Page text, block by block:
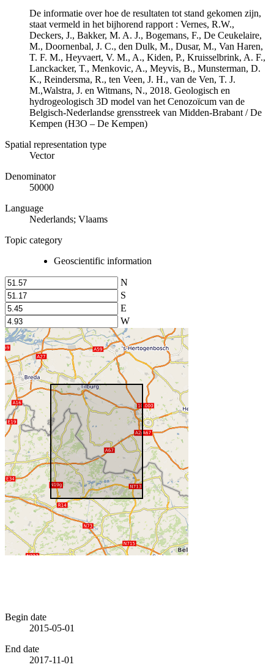
De informatie over hoe de resultaten tot stand gekomen zijn,
staat vermeld in het bijhorend rapport : Vernes, R.W.,
Deckers, J., Bakker, M. A. J., Bogemans, F., De Ceukelaire,
M., Doornenbal, J. C., den Dulk, M., Dusar, M., Van Haren,
T. F. M., Heyvaert, V. M., A., Kiden, P., Kruisselbrink, A. F.,
Lanckacker, T., Menkovic, A., Meyvis, B., Munsterman, D.
K., Reindersma, R., ten Veen, J. H., van de Ven, T. J.
M.,Walstra, J. en Witmans, N., 2018. Geologisch en
hydrogeologisch 3D model van het Cenozoïcum van de
Belgisch-Nederlandse grensstreek van Midden-Brabant / De
Kempen (H3O – De Kempen)
Spatial representation type
Vector
Denominator
50000
Language
Nederlands; Vlaams
Topic category
Geoscientific information
N
S
E
W
Begin date
2015-05-01
End date
2017-11-01